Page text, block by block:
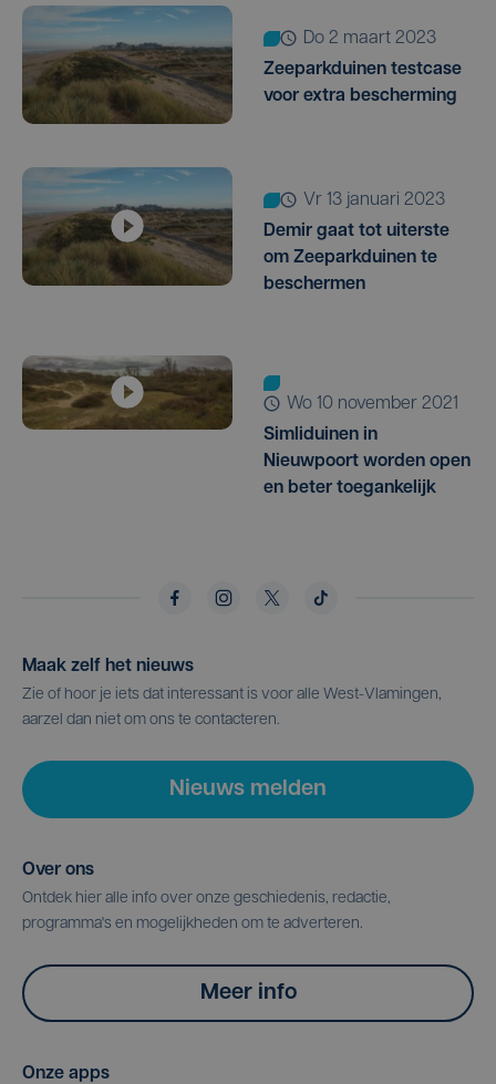
do 2 maart 2023
Zeeparkduinen testcase
voor extra bescherming
vr 13 januari 2023
Demir gaat tot uiterste
om Zeeparkduinen te
beschermen
wo 10 november 2021
Simliduinen in
Nieuwpoort worden open
en beter toegankelijk
Maak zelf het nieuws
Zie of hoor je iets dat interessant is voor alle West-Vlamingen,
aarzel dan niet om ons te contacteren.
Nieuws melden
Over ons
Ontdek hier alle info over onze geschiedenis, redactie,
programma's en mogelijkheden om te adverteren.
Meer info
Onze apps